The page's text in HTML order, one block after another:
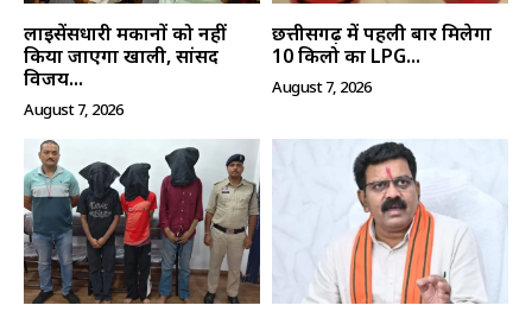
हमसे जुड़े
लाइसेंसधारी मकानों को नहीं
किया जाएगा खाली, सांसद
विजय...
August 7, 2026
छत्तीसगढ़ में पहली बार मिलेगा
10 किलो का LPG...
August 7, 2026